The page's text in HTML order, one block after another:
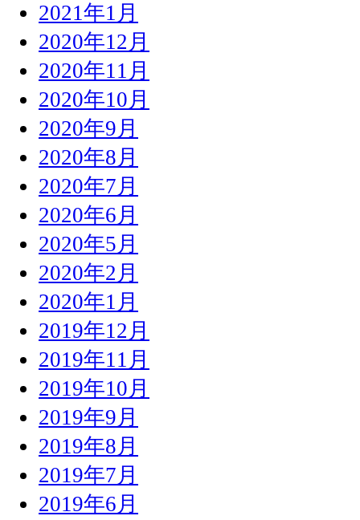
2021年1月
2020年12月
2020年11月
2020年10月
2020年9月
2020年8月
2020年7月
2020年6月
2020年5月
2020年2月
2020年1月
2019年12月
2019年11月
2019年10月
2019年9月
2019年8月
2019年7月
2019年6月